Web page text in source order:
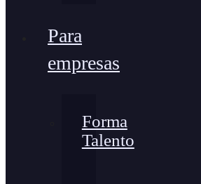
Para
empresas
Forma
Talento